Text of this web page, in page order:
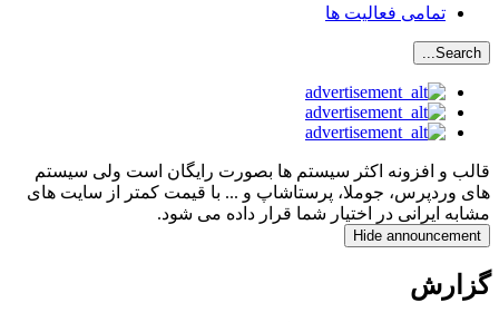
تمامی فعالیت ها
و افزونه اکثر سیستم ها بصورت رایگان است ولی سیستم
وردپرس، جوملا، پرستاشاپ و ... با قیمت کمتر از سایت های
ایرانی در اختیار شما قرار داده می شود.
Hide